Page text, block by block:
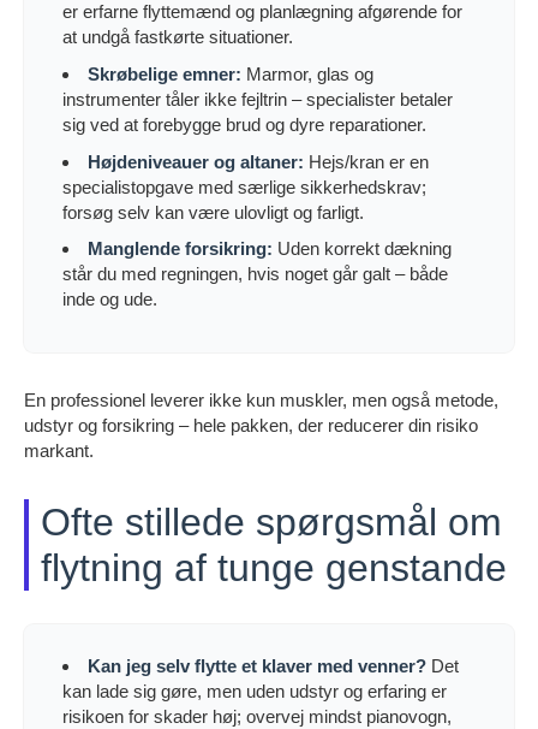
er erfarne flyttemænd og planlægning afgørende for
at undgå fastkørte situationer.
Skrøbelige emner: Marmor, glas og
instrumenter tåler ikke fejltrin – specialister betaler
sig ved at forebygge brud og dyre reparationer.
Højdeniveauer og altaner: Hejs/kran er en
specialistopgave med særlige sikkerhedskrav;
forsøg selv kan være ulovligt og farligt.
Manglende forsikring: Uden korrekt dækning
står du med regningen, hvis noget går galt – både
inde og ude.
En professionel leverer ikke kun muskler, men også metode,
udstyr og forsikring – hele pakken, der reducerer din risiko
markant.
Ofte stillede spørgsmål om
flytning af tunge genstande
Kan jeg selv flytte et klaver med venner? Det
kan lade sig gøre, men uden udstyr og erfaring er
risikoen for skader høj; overvej mindst pianovogn,